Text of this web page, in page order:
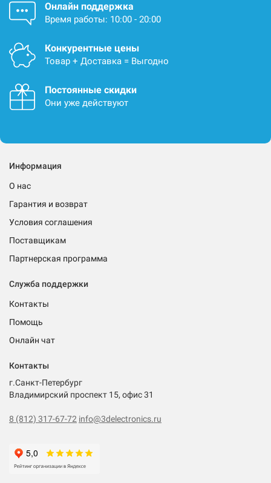
Онлайн поддержка
Время работы: 10:00 - 20:00
Конкурентные цены
Товар + Доставка = Выгодно
Постоянные скидки
Они уже действуют
Информация
О нас
Гарантия и возврат
Условия соглашения
Поставщикам
Партнерская программа
Служба поддержки
Контакты
Помощь
Онлайн чат
Контакты
г.Санкт-Петербург
Владимирский проспект 15, офис 31
8 (812) 317-67-72 info@3delectronics.ru